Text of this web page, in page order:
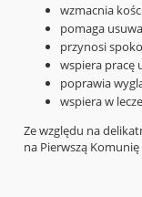
wzmacnia
pomaga
przynosi
wspiera pracę
poprawia
wspiera w
Ze względu na
na Pierwszą